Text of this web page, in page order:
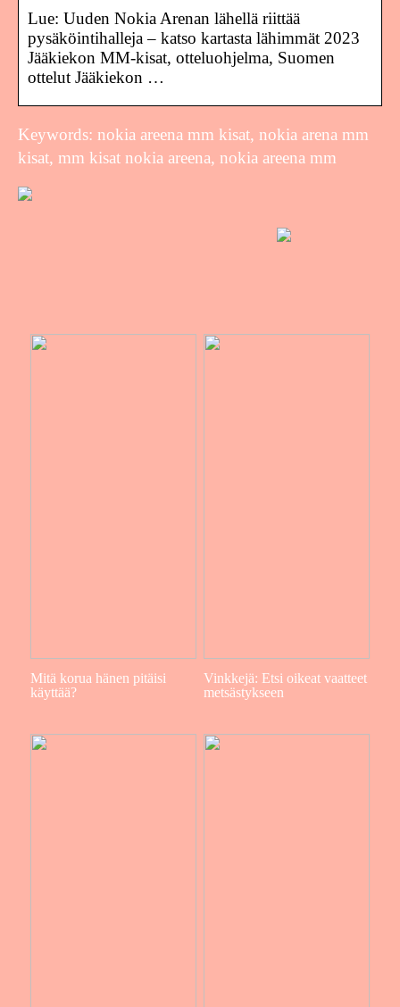
Lue: Uuden Nokia Arenan lähellä riittää
pysäköintihalleja – katso kartasta lähimmät 2023
Jääkiekon MM-kisat, otteluohjelma, Suomen
ottelut Jääkiekon …
Keywords: nokia areena mm kisat, nokia arena mm
kisat, mm kisat nokia areena, nokia areena mm
Mitä korua hänen pitäisi
käyttää?
Vinkkejä: Etsi oikeat vaatteet
metsästykseen